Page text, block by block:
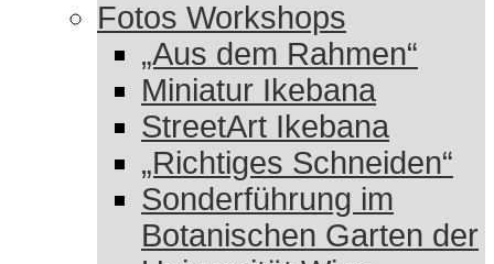
Fotos Workshops
„Aus dem Rahmen“
Miniatur Ikebana
StreetArt Ikebana
„Richtiges Schneiden“
Sonderführung im
Botanischen Garten der